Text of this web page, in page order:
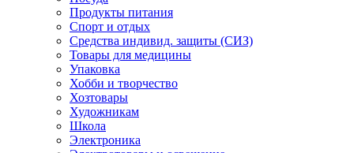
Продукты питания
Спорт и отдых
Средства индивид. защиты (СИЗ)
Товары для медицины
Упаковка
Хобби и творчество
Хозтовары
Художникам
Школа
Электроника